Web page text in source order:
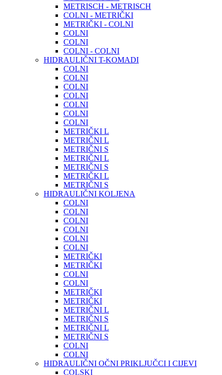
METRISCH - METRISCH
COLNI - METRIČKI
METRIČKI - COLNI
COLNI
COLNI
COLNI - COLNI
HIDRAULIČNI T-KOMADI
COLNI
COLNI
COLNI
COLNI
COLNI
COLNI
COLNI
METRIČKI L
METRIČNI L
METRIČNI S
METRIČNI L
METRIČNI S
METRIČKI L
METRIČNI S
HIDRAULIČNI KOLJENA
COLNI
COLNI
COLNI
COLNI
COLNI
COLNI
METRIČKI
METRIČKI
COLNI
COLNI
METRIČKI
METRIČKI
METRIČNI L
METRIČNI S
METRIČNI L
METRIČNI S
COLNI
COLNI
HIDRAULIČNI OČNI PRIKLJUČCI I CIJEVI
COLSKI